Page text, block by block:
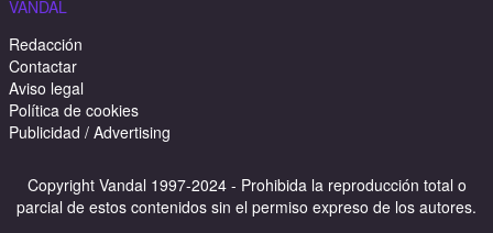
VANDAL
Redacción
Contactar
Aviso legal
Política de cookies
Publicidad / Advertising
Copyright Vandal 1997-2024 - Prohibida la reproducción total o
parcial de estos contenidos sin el permiso expreso de los autores.